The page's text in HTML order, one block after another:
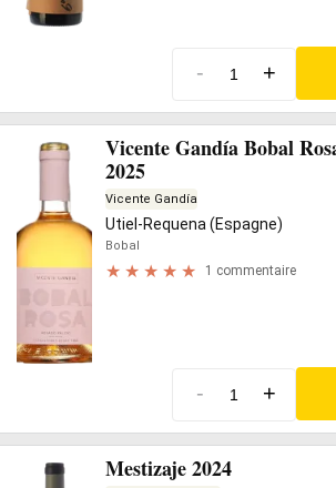
- +
Vicente Gandía Bobal
2025
Vicente Gandía
Utiel-Requena (Espagne)
Bobal
1 commentaire
- +
Mestizaje 2024